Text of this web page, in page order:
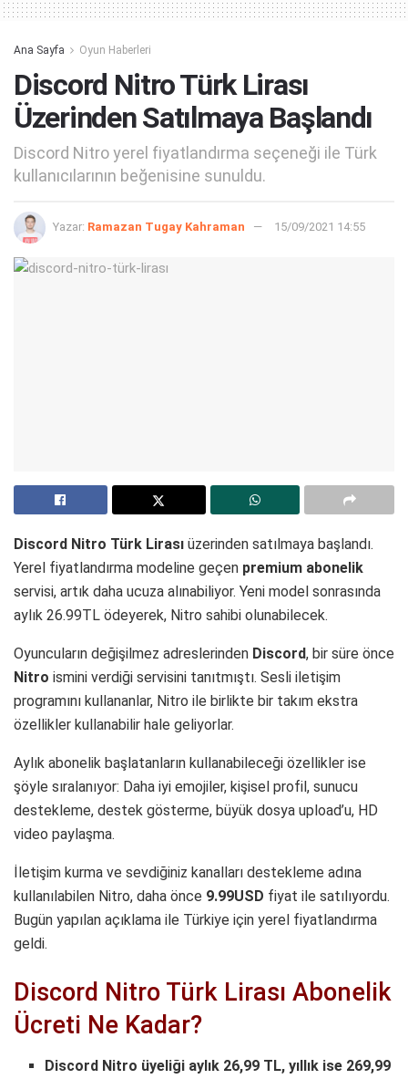
Ana Sayfa Oyun Haberleri
Discord Nitro Türk Lirası
Üzerinden Satılmaya Başlandı
Discord Nitro yerel fiyatlandırma seçeneği ile Türk
kullanıcılarının beğenisine sunuldu.
Yazar: Ramazan Tugay Kahraman 15/09/2021 14:55
Discord Nitro Türk Lirası üzerinden satılmaya başlandı.
Yerel fiyatlandırma modeline geçen premium abonelik
servisi, artık daha ucuza alınabiliyor. Yeni model sonrasında
aylık 26.99TL ödeyerek, Nitro sahibi olunabilecek.
Oyuncuların değişilmez adreslerinden Discord, bir süre önce
Nitro ismini verdiği servisini tanıtmıştı. Sesli iletişim
programını kullananlar, Nitro ile birlikte bir takım ekstra
özellikler kullanabilir hale geliyorlar.
Aylık abonelik başlatanların kullanabileceği özellikler ise
şöyle sıralanıyor: Daha iyi emojiler, kişisel profil, sunucu
destekleme, destek gösterme, büyük dosya upload’u, HD
video paylaşma.
İletişim kurma ve sevdiğiniz kanalları destekleme adına
kullanılabilen Nitro, daha önce 9.99USD fiyat ile satılıyordu.
Bugün yapılan açıklama ile Türkiye için yerel fiyatlandırma
geldi.
Discord Nitro Türk Lirası Abonelik
Ücreti Ne Kadar?
Discord Nitro üyeliği aylık 26,99 TL, yıllık ise 269,99